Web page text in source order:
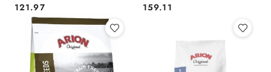
Cena:
121.97 Cena:
159.11